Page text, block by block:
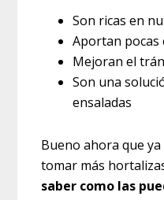
Son ricas en
Aportan pocas
Mejoran el
Son una
ensaladas
Bueno ahora que
tomar más
saber como las